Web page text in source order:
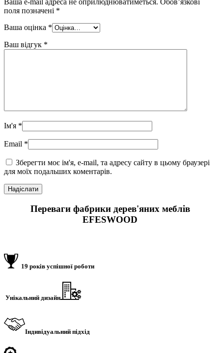
поля позначені *
Ваша оцінка *
Ваш відгук *
Ім'я *
Email *
Зберегти моє ім'я, e-mail, та адресу сайту в цьому браузері
для моїх подальших коментарів.
Переваги фабрики дерев'яних меблів
EFESWOOD
19 років успішної роботи
Унікальний дизайн
Індивідуальний підхід